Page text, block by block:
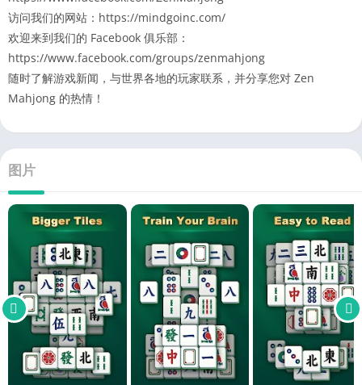
访问我们的网站：https://mindgoinc.com/
欢迎来到我们的 Facebook 俱乐部：
https://www.facebook.com/groups/zenmahjong
随时了解游戏新闻，与世界各地的玩家联系，并分享您对 Zen
Mahjong 的热情！
图片